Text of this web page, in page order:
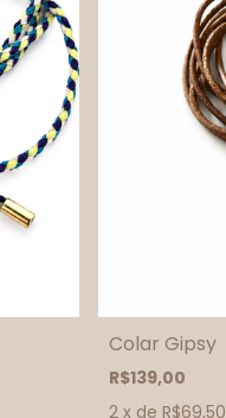
Colar Gipsy
R$139,00
2 x de R$69,50